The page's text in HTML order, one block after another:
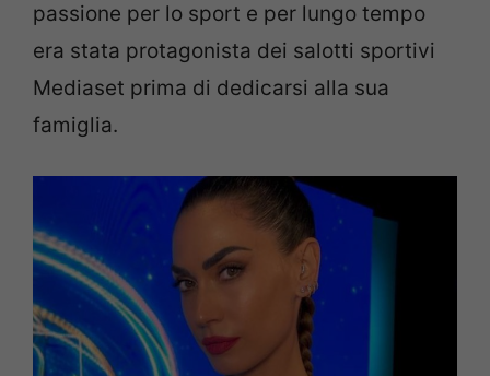
passione per lo sport e per lungo tempo
era stata protagonista dei salotti sportivi
Mediaset prima di dedicarsi alla sua
famiglia.